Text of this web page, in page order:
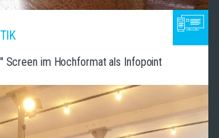
Screen im Hochformat als Infopoint